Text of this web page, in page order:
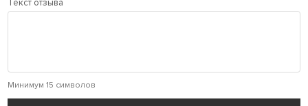
Текст отзыва
Минимум 15 символов